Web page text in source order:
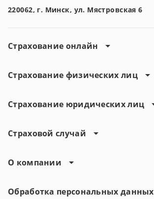
220062, г. Минск, ул. Мястровская 6
Страхование онлайн
Страхование физических лиц
Страхование юридических лиц
Страховой случай
О компании
Обработка персональных данных